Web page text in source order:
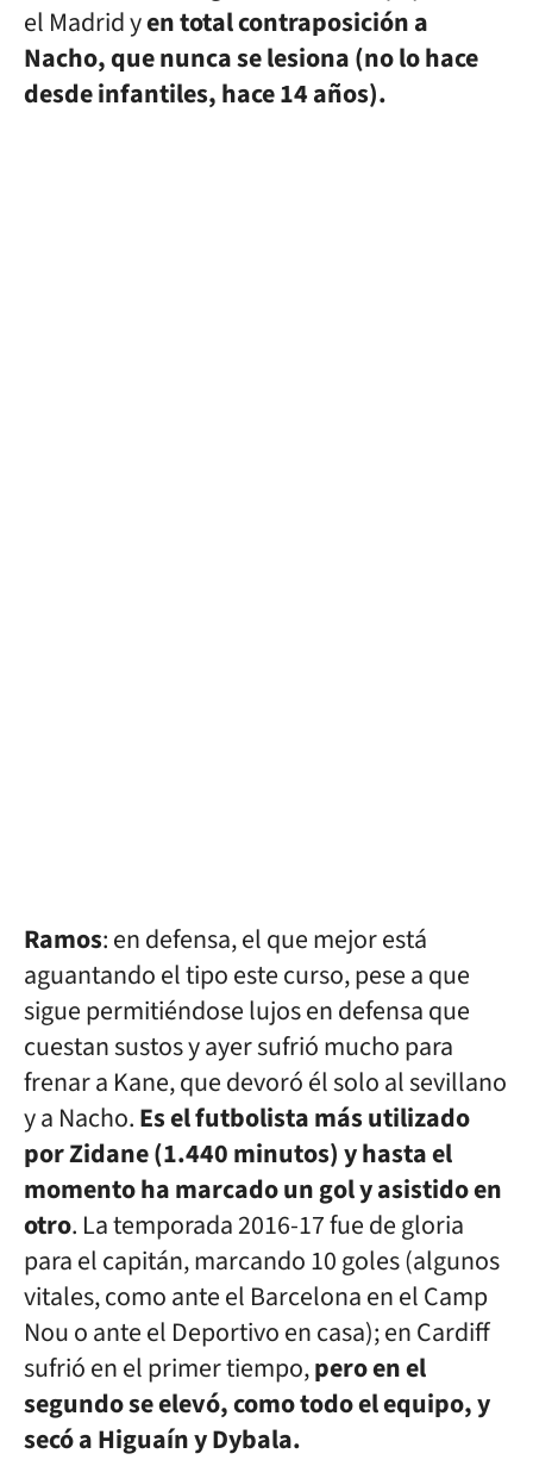
el Madrid yen total contraposición a
Nacho, que nunca se lesiona (no lo hace
desde infantiles, hace 14 años).
Ramos: en defensa, el que mejor está
aguantando el tipo este curso, pese a que
sigue permitiéndose lujos en defensa que
cuestan sustos y ayer sufrió mucho para
frenar a Kane, que devoró él solo al sevillano
y a Nacho.Es el futbolista más utilizado
por Zidane (1.440 minutos) y hasta el
momento ha marcado un gol y asistido en
otro. La temporada 2016-17 fue de gloria
para el capitán, marcando 10 goles (algunos
vitales, como ante el Barcelona en el Camp
Nou o ante el Deportivo en casa); en Cardiff
sufrió en el primer tiempo,pero en el
segundo se elevó, como todo el equipo, y
secó a Higuaín y Dybala.